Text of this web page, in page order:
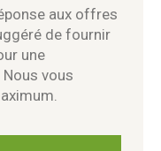
aux offres
de fournir
une
vous